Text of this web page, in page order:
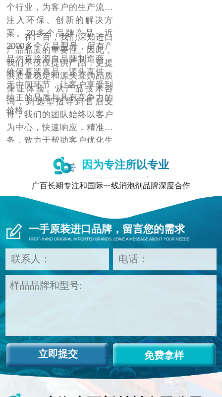
个行业，为客户的生产流程
注入环保、创新的解决方
案。20多个品牌产品，近
2000多个产品型号，所有产
品均直接源自品牌制造商，
确保原装真品，源头直供，
无中间环节，让客户享受到
纯正的品质与具有竞争力的
价格。
在广百，我们深知进口
产品品质的重要性。因此，
我们不仅仅提供产品，更提
供质量稳定和源头直购品质
保证体验。从产品技术咨
询，到选型指导到售后支
持，我们的团队始终以客户
为中心，快速响应，精准服
务，致力于帮助客户优化生
低成本，增强市场竞争力。因为专注所以专业
广百长期专注和国际一线消泡剂品牌深度合作
一手原装进口品牌，留言您的需求
FIRST-HAND ORIGINAL IMPORTED BRANDS, LEAVE A MESSAGE ABOUT YOUR NEEDS
免费拿样